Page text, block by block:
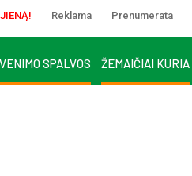
Reklama Prenumerata
SPALVOS ŽEMAIČIAI KURIA